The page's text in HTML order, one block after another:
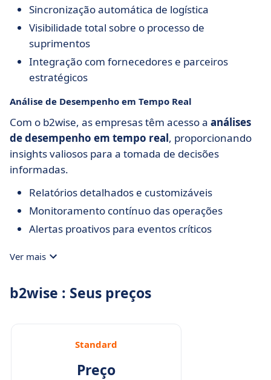
Sincronização automática de logística
Visibilidade total sobre o processo de
suprimentos
Integração com fornecedores e parceiros
estratégicos
Análise de Desempenho em Tempo Real
Com o b2wise, as empresas têm acesso a análises
de desempenho em tempo real, proporcionando
insights valiosos para a tomada de decisões
informadas.
Relatórios detalhados e customizáveis
Monitoramento contínuo das operações
Alertas proativos para eventos críticos
Ver mais
b2wise : Seus preços
Standard
Preço